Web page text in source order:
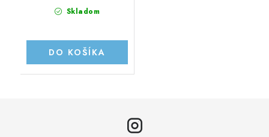
Skladom
DO KOŠÍKA